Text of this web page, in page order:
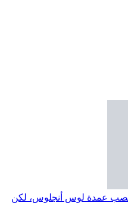
عمدة لوس أنجلوس، لكن